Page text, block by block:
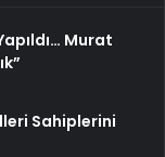
Murat
Sahiplerini